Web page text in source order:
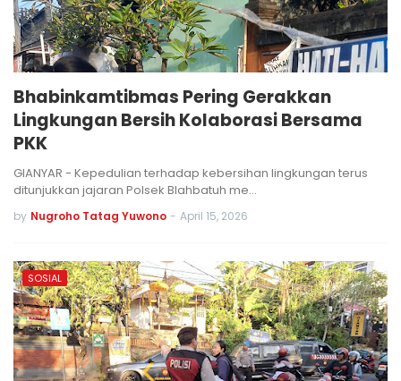
Bhabinkamtibmas Pering Gerakkan
Lingkungan Bersih Kolaborasi Bersama
PKK
GIANYAR - Kepedulian terhadap kebersihan lingkungan terus
ditunjukkan jajaran Polsek Blahbatuh me…
by Nugroho Tatag Yuwono - April 15, 2026
SOSIAL